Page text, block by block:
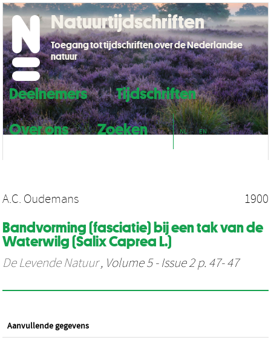
Deelnemers
Tijdschriften
Over ons
Zoeken NL EN
Natuurtijdschriften
Toegang tot tijdschriften over de Nederlandse
natuur
A.C. Oudemans 1900
Bandvorming (fasciatie) bij een tak van de
Waterwilg (Salix Caprea L.)
De Levende Natuur, Volume 5 - Issue 2 p. 47- 47
Aanvullende gegevens